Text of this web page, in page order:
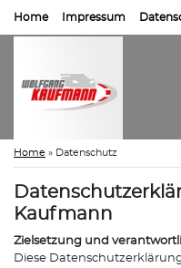
Home Impressum
Home » Datenschutz
Kaufmann
Zielsetzung und
Diese